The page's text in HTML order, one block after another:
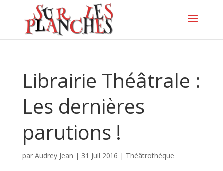
Librairie Théâtrale :
Les dernières
parutions !
par Audrey Jean | 31 Juil 2016 | Théâtrothèque